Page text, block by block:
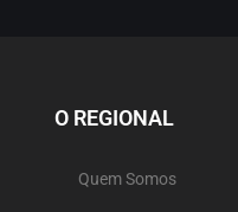
O REGIONAL
Quem Somos